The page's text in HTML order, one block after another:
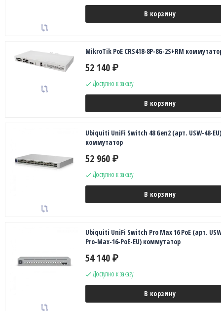
В корзину
MikroTik PoE CRS418-8P-8G-2S+RM
52 140 ₽
Доступно к заказу
В корзину
Ubiquiti UniFi Switch 48 Gen2 (арт. USW-48-EU)
коммутатор
52 960 ₽
Доступно к заказу
В корзину
Ubiquiti UniFi Switch Pro Max 16 PoE (арт.
Pro-Max-16-PoE-EU) коммутатор
54 140 ₽
Доступно к заказу
В корзину